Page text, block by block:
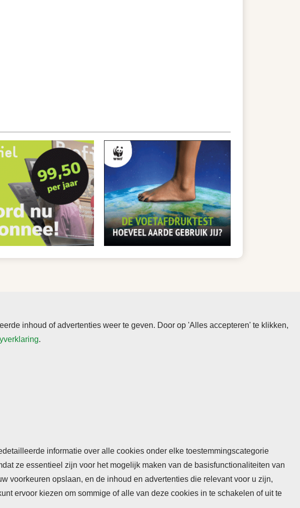
inhoud of advertenties weer te geven. Door op 'Alles accepteren' te klikken,
.
informatie over alle cookies onder elke toestemmingscategorie
ze essentieel zijn voor het mogelijk maken van de basisfunctionaliteiten van
voorkeuren opslaan, en de inhoud en advertenties die relevant voor u zijn,
ervoor kiezen om sommige of alle van deze cookies in te schakelen of uit te